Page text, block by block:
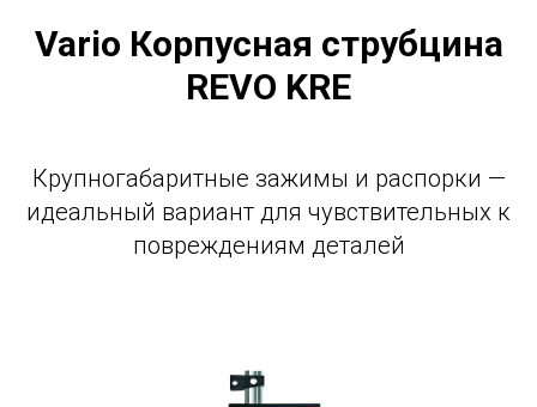
Vario Корпусная струбцина
REVO KRE
Крупногабаритные зажимы и распорки —
идеальный вариант для чувствительных к
повреждениям деталей